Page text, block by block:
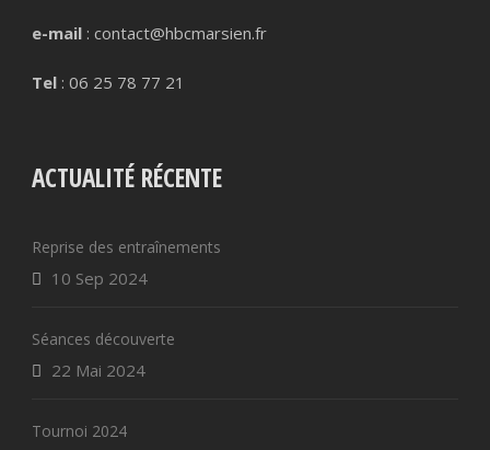
e-mail : contact@hbcmarsien.fr
Tel : 06 25 78 77 21
ACTUALITÉ RÉCENTE
Reprise des entraînements
10 Sep 2024
Séances découverte
22 Mai 2024
Tournoi 2024